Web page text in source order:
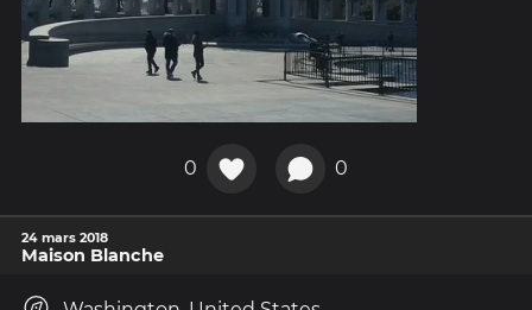
0 0
24 mars 2018
Maison Blanche